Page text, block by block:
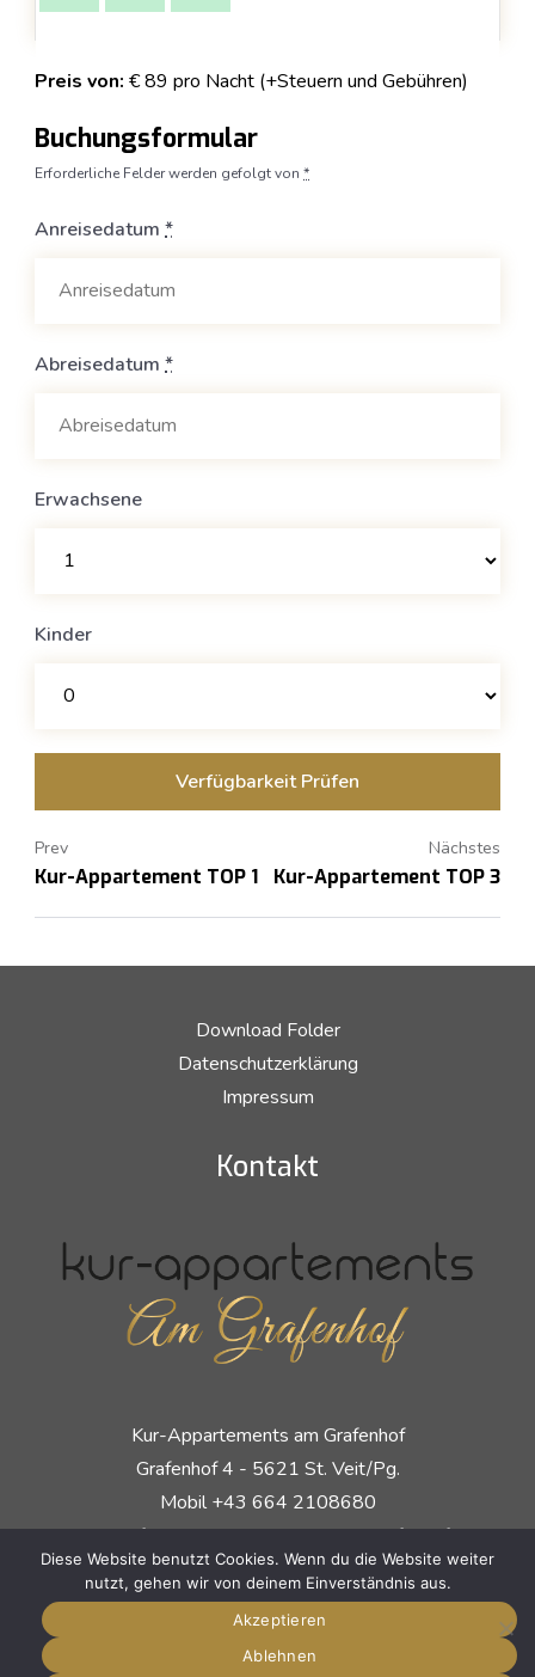
Preis von: €89 pro Nacht (+Steuern und Gebühren)
Buchungsformular
Erforderliche Felder werden gefolgt von *
Anreisedatum *
Abreisedatum *
Erwachsene
Kinder
Kur-Appartement TOP 1
Prev
Kur-Appartement TOP 3
Nächstes
Download Folder
Datenschutzerklärung
Impressum
Kontakt
Kur-Appartements am Grafenhof
Grafenhof 4 - 5621 St. Veit/Pg.
Mobil +43 664 2108680
E-Mail:Info@kur-Appartement-Am-Grafenhof.at
Partnerseiten
Medzentrum Am Grafenhof
Diese Website benutzt Cookies. Wenn du die Website weiter
nutzt, gehen wir von deinem Einverständnis aus.
Akzeptieren
Ablehnen